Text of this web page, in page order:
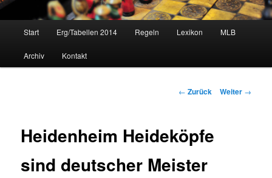
Start Erg/Tabellen 2014 Regeln Lexikon MLB
Archiv Kontakt
Beitrags-
← Zurück Weiter →
Heidenheim Heideköpfe
sind deutscher Meister